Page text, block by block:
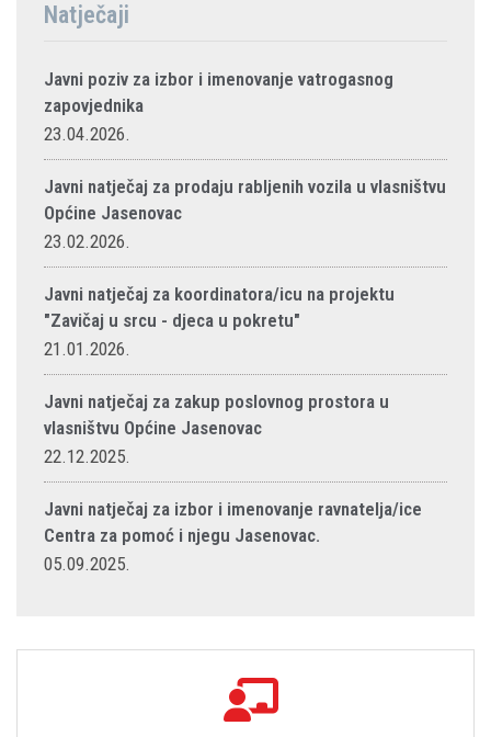
Natječaji
Javni poziv za izbor i imenovanje vatrogasnog
zapovjednika
23.04.2026.
Javni natječaj za prodaju rabljenih vozila u vlasništvu
Općine Jasenovac
23.02.2026.
Javni natječaj za koordinatora/icu na projektu
"Zavičaj u srcu - djeca u pokretu"
21.01.2026.
Javni natječaj za zakup poslovnog prostora u
vlasništvu Općine Jasenovac
22.12.2025.
Javni natječaj za izbor i imenovanje ravnatelja/ice
Centra za pomoć i njegu Jasenovac.
05.09.2025.